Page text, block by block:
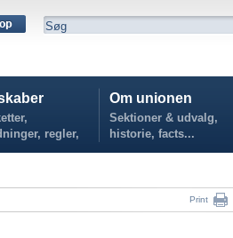
regler,
Om unionen
Sektioner & udvalg,
historie, facts...
Print